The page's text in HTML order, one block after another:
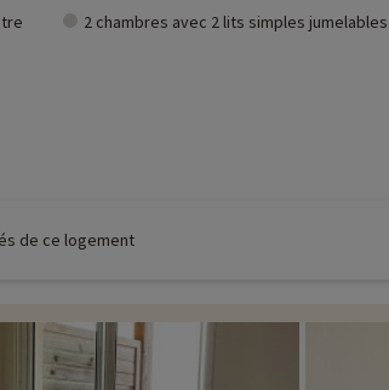
2 chambres avec 2 lits simples jumelables
de ce logement